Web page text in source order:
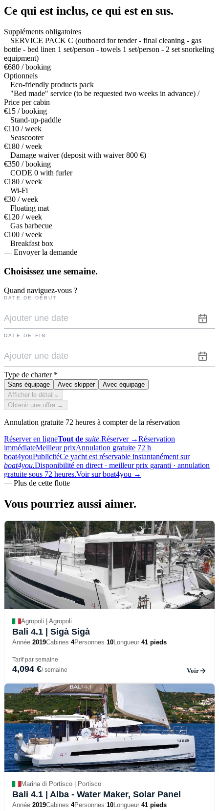
Ce qui est inclus, ce qui est en sus.
Suppléments obligatoires
SERVICE PACK C (outboard for tender - final cleaning - gas
bottle - bed linen 1 set/person - towels 1 set/person - 2 set snorkeling
equipment)
€680 / booking
Optionnels
Eco-friendly products pack
"Bed made" service (to be requested two weeks in advance) /
Price per cabin
€15 / booking
Stand-up-paddle
€110 / week
Seascooter
€180 / week
Damage waiver (deposit with waiver 800 €)
€350 / booking
CODE 0 with furler
€180 / week
Wi-Fi
€30 / week
Floating mat
€120 / week
Gas barbecue
€100 / week
Breakfast box
— Envoyer la demande
Choisissez une semaine.
Quand naviguez-vous ?
DATE DE DÉBUT
DATE DE FIN
Type de charter *
Sans équipage Avec skipper
Avec équipage
Afficher le détail ⌄
Obtenir une offre →
Annulation gratuite 72 heures à compter de la réservation
Réserver en ligneTout de suite.Réserver →Réservation
immédiateMeilleur prixAnnulation gratuite 72 h
boat4youPublicitéCe yacht est réservable instantanément sur
boat4you.Disponibilité en direct · meilleur prix garanti · annulation
gratuite sous 72 heures.Voir sur boat4you →
— Plus de cette flotte
Vous pourriez aussi aimer.
Agropoli | Agropoli
Bali 4.1 | Sigà Sigà
Année 2019Cabines 4Personnes 10Longueur 41 pieds
Tarif par semaine
4,094 €/ semaine Voir
Marina di Portisco | Portisco
Bali 4.1 | Alba - Water Maker, Solar Panel
Année 2019Cabines 4Personnes 10Longueur 41 pieds